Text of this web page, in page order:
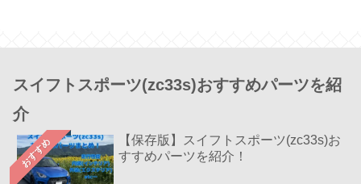
スイフトスポーツ(zc33s)おすすめパーツを紹
介
おすすめ
【保存版】スイフトスポーツ(zc33s)お
すすめパーツを紹介！